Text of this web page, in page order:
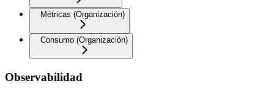
Métricas (Organización)
Consumo (Organización)
Observabilidad